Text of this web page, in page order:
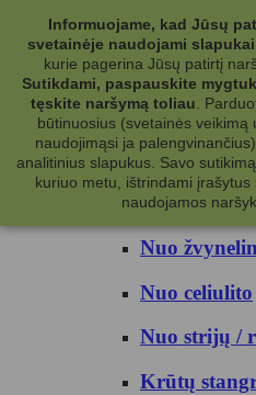
Kategorijos
Kosmetika
Kūno priežiūrai
Nuo
Kūno
Nuo
Nuo celiulito
Nuo strijų /
Krūtų
Informuojame, kad Jūsų
svetainėje naudojami
kurie pagerina Jūsų patirtį
Sutikdami, paspauskite
tęskite naršymą toliau
būtinuosius (svetainės veikimą
naudojimąsi ja
analitinius slapukus. Savo
kuriuo metu, ištrindami įrašytus
naudojamos